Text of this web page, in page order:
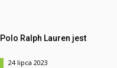
Ralph Lauren jest
24 lipca 2023